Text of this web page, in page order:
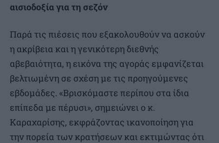
αισιοδοξία για τη σεζόν
Παρά τις πιέσεις που εξακολουθούν να ασκούν
η ακρίβεια και η γενικότερη διεθνής
αβεβαιότητα, η εικόνα της αγοράς εμφανίζεται
βελτιωμένη σε σχέση με τις προηγούμενες
εβδομάδες. «Βρισκόμαστε περίπου στα ίδια
επίπεδα με πέρυσι», σημειώνει ο κ.
Καραχαρίσης, εκφράζοντας ικανοποίηση για
την πορεία των κρατήσεων και εκτιμώντας ότι